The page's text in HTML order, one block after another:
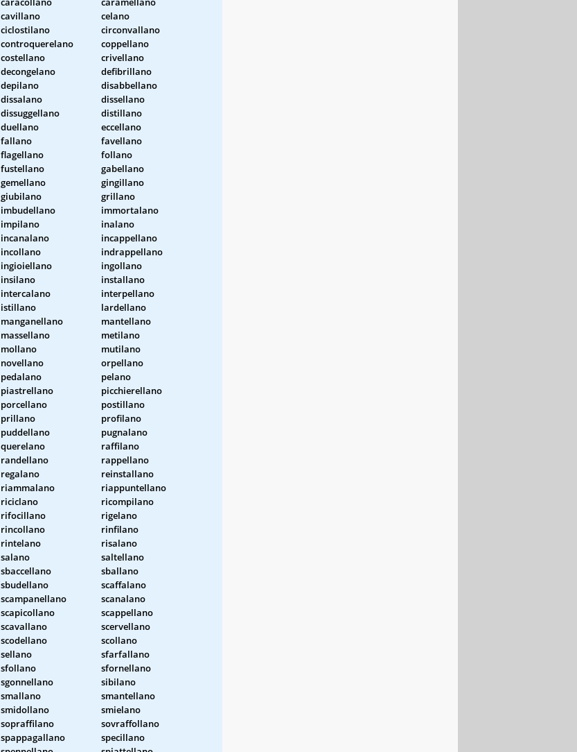
cavillano
celano
ciclostilano
circonvallano
controquerelano
coppellano
costellano
crivellano
decongelano
defibrillano
depilano
disabbellano
dissalano
dissellano
dissuggellano
distillano
duellano
eccellano
fallano
favellano
flagellano
follano
fustellano
gabellano
gemellano
gingillano
giubilano
grillano
imbudellano
immortalano
impilano
inalano
incanalano
incappellano
incollano
indrappellano
ingioiellano
ingollano
insilano
installano
intercalano
interpellano
istillano
lardellano
manganellano
mantellano
massellano
metilano
mollano
mutilano
novellano
orpellano
pedalano
pelano
piastrellano
picchierellano
porcellano
postillano
prillano
profilano
puddellano
pugnalano
querelano
raffilano
randellano
rappellano
regalano
reinstallano
riammalano
riappuntellano
riciclano
ricompilano
rifocillano
rigelano
rincollano
rinfilano
rintelano
risalano
salano
saltellano
sbaccellano
sballano
sbudellano
scaffalano
scampanellano
scanalano
scapicollano
scappellano
scavallano
scervellano
scodellano
scollano
sellano
sfarfallano
sfollano
sfornellano
sgonnellano
sibilano
smallano
smantellano
smidollano
smielano
sopraffilano
sovraffollano
spappagallano
specillano